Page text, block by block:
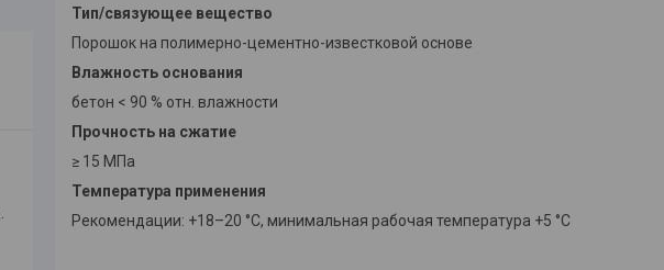
Тип/связующее вещество
Порошок на полимерно-цементно-известковой основе
Влажность основания
бетон < 90 % отн. влажности
Прочность на сжатие
≥ 15 МПа
Температура применения
Рекомендации: +18–20 °C, минимальная рабочая температура +5 °C